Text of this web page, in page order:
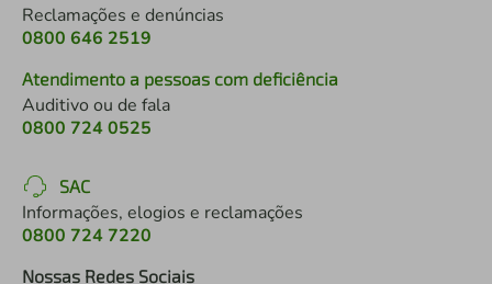
Reclamações e denúncias
0800 646 2519
Atendimento a pessoas com deficiência
Auditivo ou de fala
0800 724 0525
SAC
Informações, elogios e reclamações
0800 724 7220
Nossas Redes Sociais